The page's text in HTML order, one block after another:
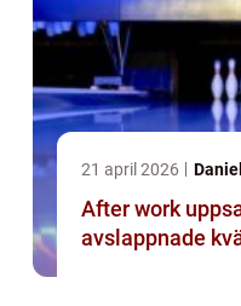
21 april 2026
After work uppsala en
avslappnade